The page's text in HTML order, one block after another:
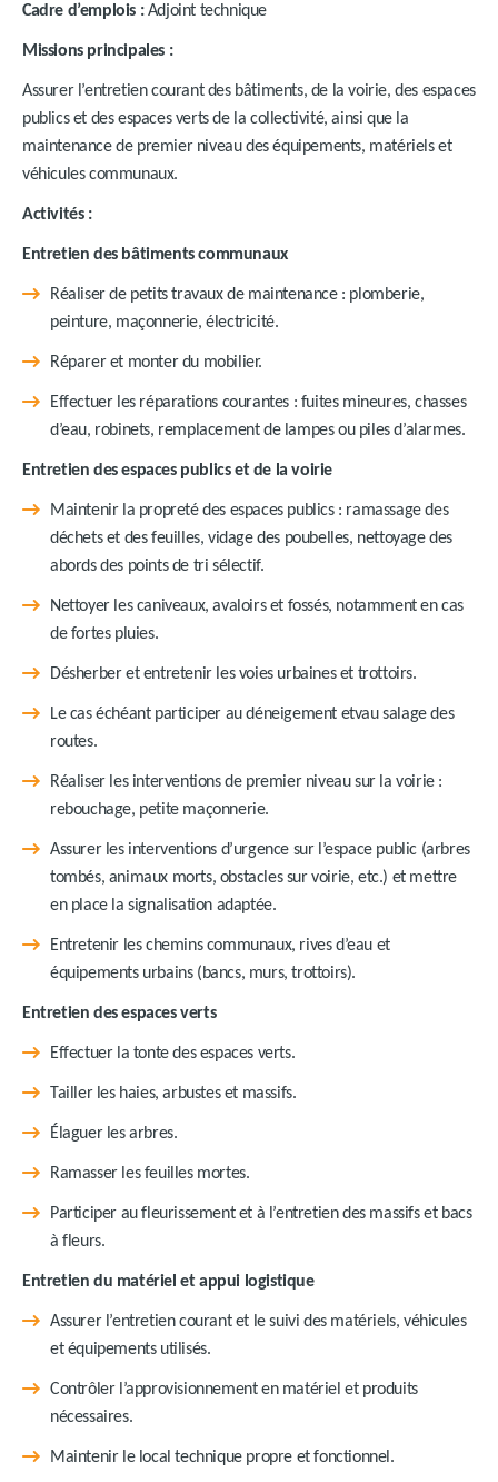
Cadre d’emplois :Adjoint technique
Missions principales :
Assurer l’entretien courant des bâtiments, de la voirie, des espaces
publics et des espaces verts de la collectivité, ainsi que la
maintenance de premier niveau des équipements, matériels et
véhicules communaux.
Activités :
Entretien des bâtiments communaux
Réaliser de petits travaux de maintenance : plomberie,
peinture, maçonnerie, électricité.
Réparer et monter du mobilier.
Effectuer les réparations courantes : fuites mineures, chasses
d’eau, robinets, remplacement de lampes ou piles d’alarmes.
Entretien des espaces publics et de la voirie
Maintenir la propreté des espaces publics : ramassage des
déchets et des feuilles, vidage des poubelles, nettoyage des
abords des points de tri sélectif.
Nettoyer les caniveaux, avaloirs et fossés, notamment en cas
de fortes pluies.
Désherber et entretenir les voies urbaines et trottoirs.
Le cas échéant participer au déneigement etvau salage des
routes.
Réaliser les interventions de premier niveau sur la voirie :
rebouchage, petite maçonnerie.
Assurer les interventions d’urgence sur l’espace public (arbres
tombés, animaux morts, obstacles sur voirie, etc.) et mettre
en place la signalisation adaptée.
Entretenir les chemins communaux, rives d’eau et
équipements urbains (bancs, murs, trottoirs).
Entretien des espaces verts
Effectuer la tonte des espaces verts.
Tailler les haies, arbustes et massifs.
Élaguer les arbres.
Ramasser les feuilles mortes.
Participer au fleurissement et à l’entretien des massifs et bacs
à fleurs.
Entretien du matériel et appui logistique
Assurer l’entretien courant et le suivi des matériels, véhicules
et équipements utilisés.
Contrôler l’approvisionnement en matériel et produits
nécessaires.
Maintenir le local technique propre et fonctionnel.